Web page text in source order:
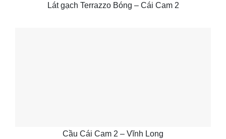
Lát gạch Terrazzo Bóng – Cái Cam 2
Cầu Cái Cam 2 – Vĩnh Long